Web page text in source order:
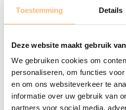
Toestemming Details
Deze website maakt gebruik
We gebruiken cookies om
personaliseren, om functies
en om ons websiteverkeer te
informatie over uw gebruik van
partners voor social media,
Gerelateerde